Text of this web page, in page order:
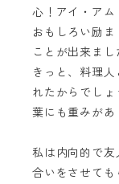
心！アイ・アム
おもしろい励
ことが出来まし
きっと、料理
れたからでし
葉にも重みがあ
私は内向的で友
合いをさせても